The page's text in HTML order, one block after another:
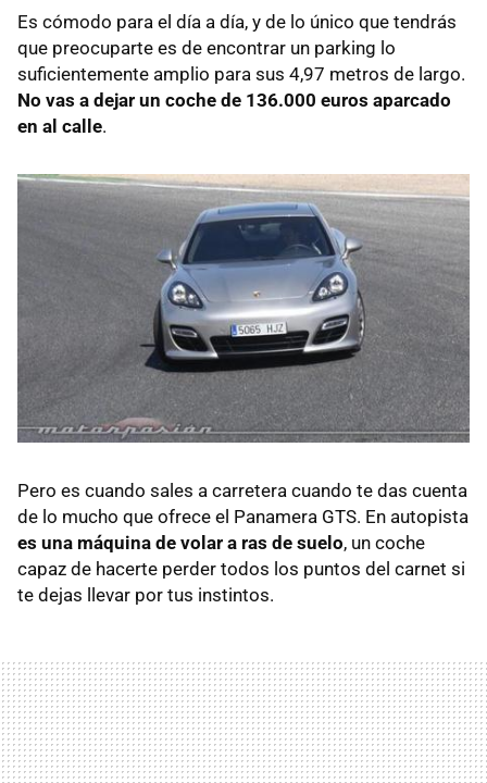
Es cómodo para el día a día, y de lo único que tendrás
que preocuparte es de encontrar un parking lo
suficientemente amplio para sus 4,97 metros de largo.
No vas a dejar un coche de 136.000 euros aparcado
en al calle.
Pero es cuando sales a carretera cuando te das cuenta
de lo mucho que ofrece el Panamera GTS. En autopista
es una máquina de volar a ras de suelo, un coche
capaz de hacerte perder todos los puntos del carnet si
te dejas llevar por tus instintos.